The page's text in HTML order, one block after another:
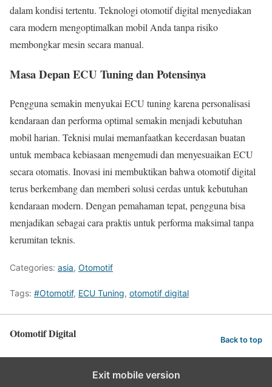
dalam kondisi tertentu. Teknologi otomotif digital menyediakan
cara modern mengoptimalkan mobil Anda tanpa risiko
membongkar mesin secara manual.
Masa Depan ECU Tuning dan Potensinya
Pengguna semakin menyukai ECU tuning karena personalisasi
kendaraan dan performa optimal semakin menjadi kebutuhan
mobil harian. Teknisi mulai memanfaatkan kecerdasan buatan
untuk membaca kebiasaan mengemudi dan menyesuaikan ECU
secara otomatis. Inovasi ini membuktikan bahwa otomotif digital
terus berkembang dan memberi solusi cerdas untuk kebutuhan
kendaraan modern. Dengan pemahaman tepat, pengguna bisa
menjadikan sebagai cara praktis untuk performa maksimal tanpa
kerumitan teknis.
Categories: asia, Otomotif
Tags: #Otomotif, ECU Tuning, otomotif digital
Otomotif Digital Back to top
Exit mobile version